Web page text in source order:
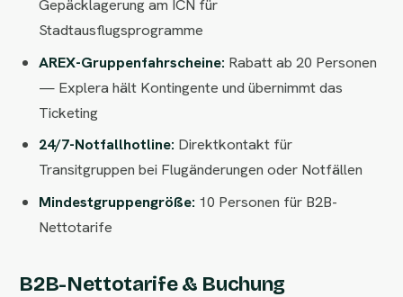
Gepäcklagerung am ICN für
Stadtausflugsprogramme
AREX-Gruppenfahrscheine: Rabatt ab 20 Personen
— Explera hält Kontingente und übernimmt das
Ticketing
24/7-Notfallhotline: Direktkontakt für
Transitgruppen bei Flugänderungen oder Notfällen
Mindestgruppengröße: 10 Personen für B2B-
Nettotarife
B2B-Nettotarife & Buchung